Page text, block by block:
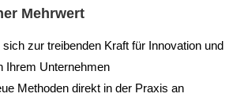
Mehrwert
zur treibenden Kraft für Innovation und
Ihrem Unternehmen
Methoden direkt in der Praxis an